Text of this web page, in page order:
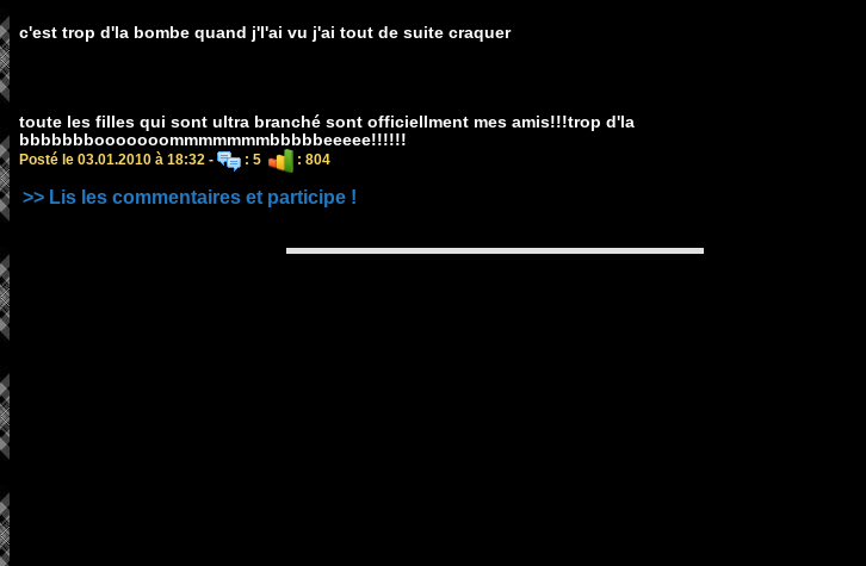
c'est trop d'la bombe quand j'l'ai vu j'ai tout de suite craquer
toute les filles qui sont ultra branché sont officiellment mes amis!!!trop d'la
bbbbbbbooooooommmmmmmbbbbbeeeee!!!!!!
Posté le 03.01.2010 à 18:32 - : 5 : 804
>> Lis les commentaires et participe !